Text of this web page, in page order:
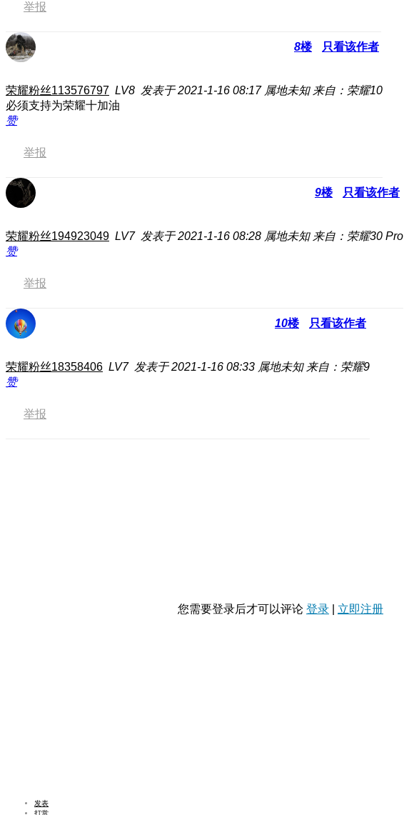
举报
8楼 只看该作者
荣耀粉丝113576797 LV8 发表于 2021-1-16 08:17 属地未知 来自：荣耀10
必须支持为荣耀十加油
赞
举报
9楼 只看该作者
荣耀粉丝194923049 LV7 发表于 2021-1-16 08:28 属地未知 来自：荣耀30 Pro
赞
举报
10楼 只看该作者
荣耀粉丝18358406 LV7 发表于 2021-1-16 08:33 属地未知 来自：荣耀9
赞
举报
您需要登录后才可以评论 登录 立即注册
发表
打赏